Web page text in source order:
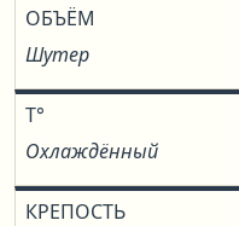
ОБЪЁМ
Шутер
T°
Охлаждённый
КРЕПОСТЬ